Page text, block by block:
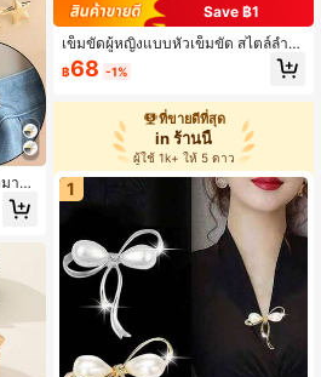
ารถ
หลว
Save ฿1
เข็มขัดผู้หญิงแบบหัวเข็มขัด สไตล์ลำล
องธุรกิจ วินเทจ อเนกประสงค์
฿68 -1%
ที่ขายดีที่สุด
in ร้านนี้
ผู้ใช้ 1k+ ให้ 5 ดาว
1